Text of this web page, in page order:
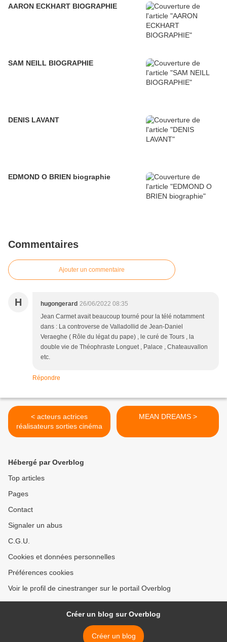
AARON ECKHART BIOGRAPHIE
SAM NEILL BIOGRAPHIE
DENIS LAVANT
EDMOND O BRIEN biographie
Commentaires
Ajouter un commentaire
H hugongerard 26/06/2022 08:35
Jean Carmet avait beaucoup tourné pour la télé notamment
dans : La controverse de Valladollid de Jean-Daniel
Veraeghe ( Rôle du légat du pape) , le curé de Tours , la
double vie de Théophraste Longuet , Palace , Chateauvallon
etc.
Répondre
< acteurs actrices
réalisateurs sorties cinéma
MEAN DREAMS >
Hébergé par Overblog
Top articles
Pages
Contact
Signaler un abus
C.G.U.
Cookies et données personnelles
Préférences cookies
Voir le profil de cinestranger sur le portail Overblog
Créer un blog sur Overblog
Créer un blog